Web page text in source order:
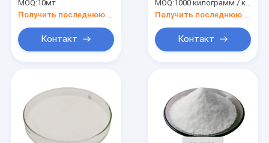
MOQ:10мт
Контакт
резиновых
керамических шин
75%
MOQ:1000 килограмм / килограмм
Контакт